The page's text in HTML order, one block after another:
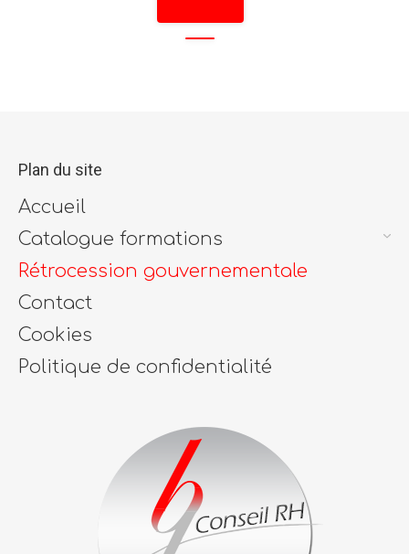
Plan du site
Accueil
Catalogue formations
Rétrocession gouvernementale
Contact
Cookies
Politique de confidentialité